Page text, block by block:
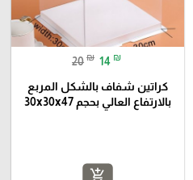
20 ₪ 14 ₪
كراتين شفاف بالشكل المربع
بالارتفاع العالي بحجم 30x30x47
add_shopping_cart